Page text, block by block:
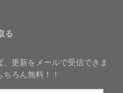
る
更新をメールで受信できま
ろん無料！！